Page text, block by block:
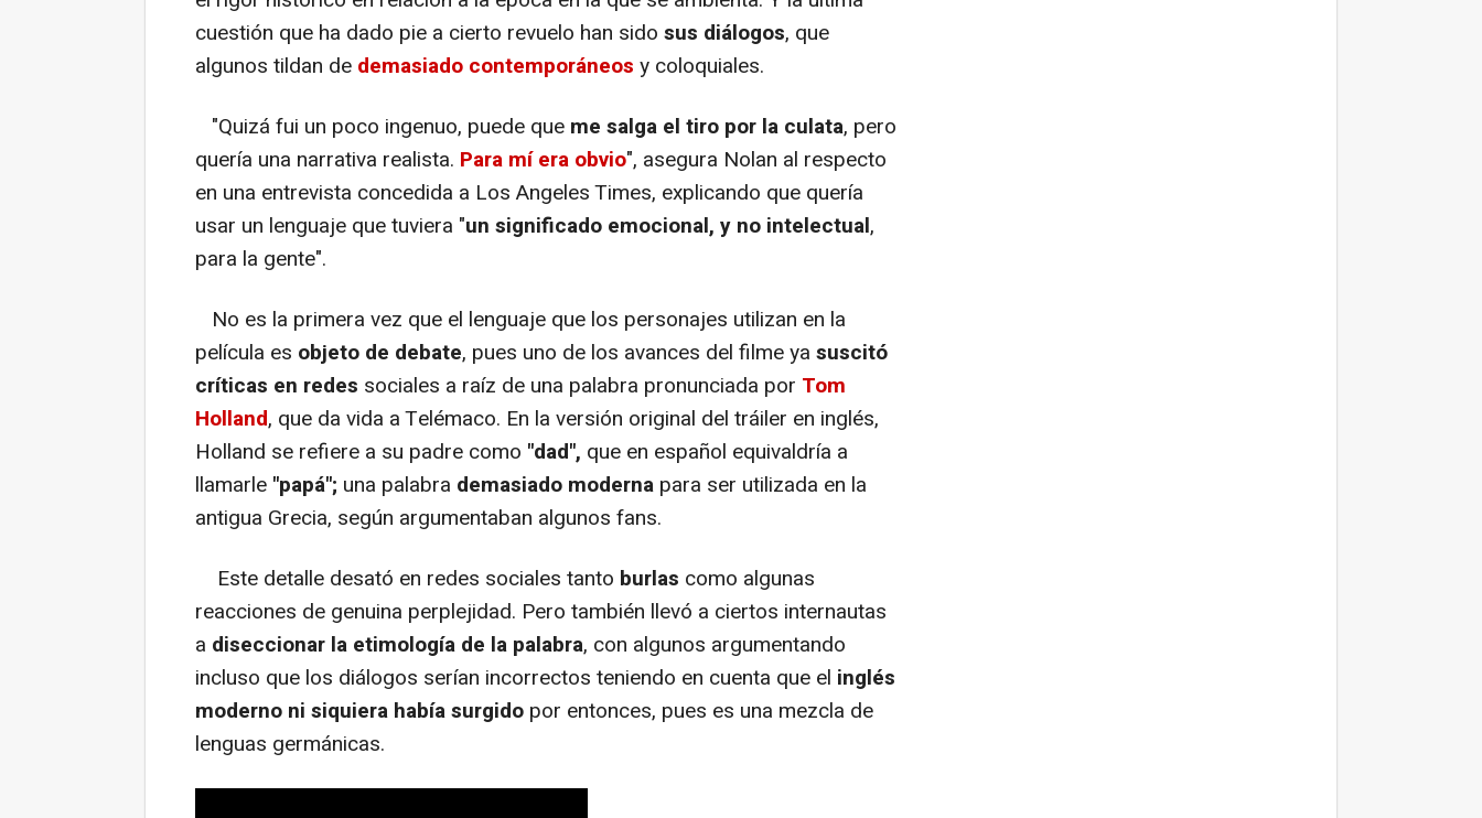
cuestión que ha dado pie a cierto revuelo han sido sus diálogos, que
algunos tildan de demasiado contemporáneos y coloquiales.
"Quizá fui un poco ingenuo, puede que me salga el tiro por la culata, pero
quería una narrativa realista. Para mí era obvio", asegura Nolan al respecto
en una entrevista concedida a Los Angeles Times, explicando que quería
usar un lenguaje que tuviera "un significado emocional, y no intelectual,
para la gente".
No es la primera vez que el lenguaje que los personajes utilizan en la
película es objeto de debate, pues uno de los avances del filme ya suscitó
críticas en redes sociales a raíz de una palabra pronunciada por Tom
Holland, que da vida a Telémaco. En la versión original del tráiler en inglés,
Holland se refiere a su padre como "dad", que en español equivaldría a
llamarle "papá"; una palabra demasiado moderna para ser utilizada en la
antigua Grecia, según argumentaban algunos fans.
Este detalle desató en redes sociales tanto burlas como algunas
reacciones de genuina perplejidad. Pero también llevó a ciertos internautas
a diseccionar la etimología de la palabra, con algunos argumentando
incluso que los diálogos serían incorrectos teniendo en cuenta que el inglés
moderno ni siquiera había surgido por entonces, pues es una mezcla de
lenguas germánicas.